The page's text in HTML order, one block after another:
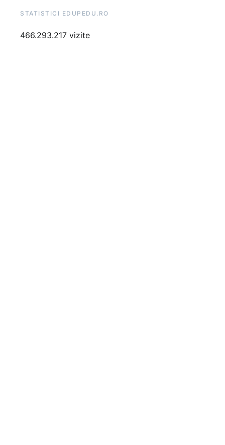
STATISTICI EDUPEDU.RO
466.293.217 vizite